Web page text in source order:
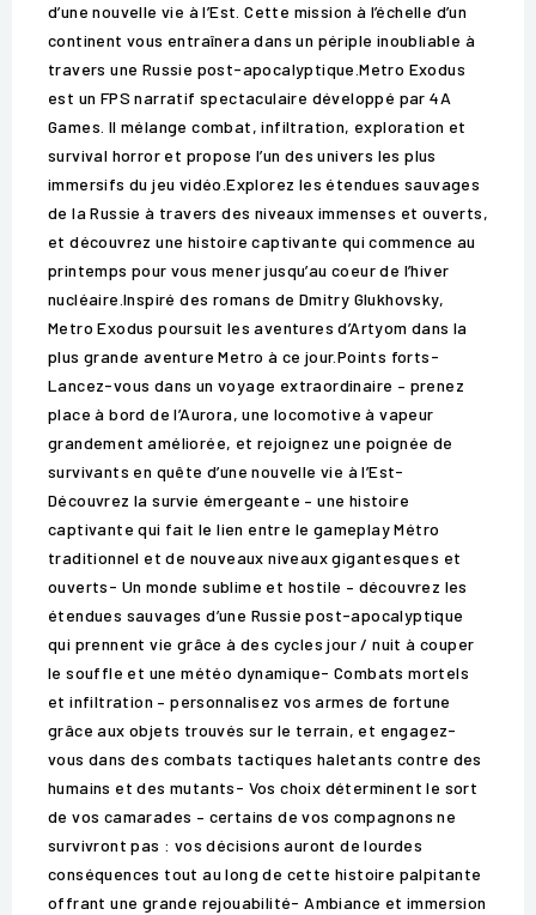
d’une nouvelle vie à l’Est. Cette mission à l’échelle d’un
continent vous entraînera dans un périple inoubliable à
travers une Russie post-apocalyptique.Metro Exodus
est un FPS narratif spectaculaire développé par 4A
Games. Il mélange combat, infiltration, exploration et
survival horror et propose l’un des univers les plus
immersifs du jeu vidéo.Explorez les étendues sauvages
de la Russie à travers des niveaux immenses et ouverts,
et découvrez une histoire captivante qui commence au
printemps pour vous mener jusqu’au coeur de l’hiver
nucléaire.Inspiré des romans de Dmitry Glukhovsky,
Metro Exodus poursuit les aventures d’Artyom dans la
plus grande aventure Metro à ce jour.Points forts-
Lancez-vous dans un voyage extraordinaire – prenez
place à bord de l’Aurora, une locomotive à vapeur
grandement améliorée, et rejoignez une poignée de
survivants en quête d’une nouvelle vie à l’Est-
Découvrez la survie émergeante – une histoire
captivante qui fait le lien entre le gameplay Métro
traditionnel et de nouveaux niveaux gigantesques et
ouverts- Un monde sublime et hostile – découvrez les
étendues sauvages d’une Russie post-apocalyptique
qui prennent vie grâce à des cycles jour / nuit à couper
le souffle et une météo dynamique- Combats mortels
et infiltration – personnalisez vos armes de fortune
grâce aux objets trouvés sur le terrain, et engagez-
vous dans des combats tactiques haletants contre des
humains et des mutants- Vos choix déterminent le sort
de vos camarades – certains de vos compagnons ne
survivront pas : vos décisions auront de lourdes
conséquences tout au long de cette histoire palpitante
offrant une grande rejouabilité- Ambiance et immersion